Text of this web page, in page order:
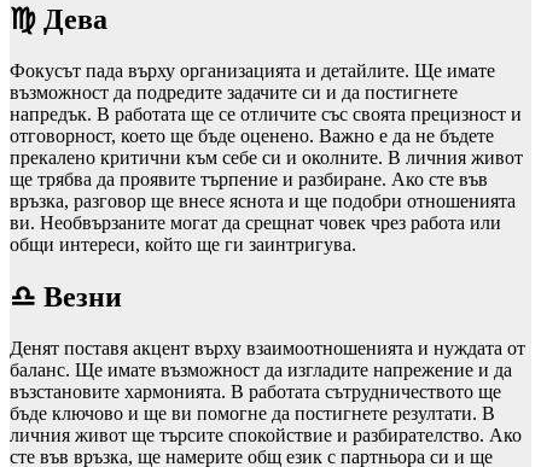
♍ Дева
Фокусът пада върху организацията и детайлите. Ще имате
възможност да подредите задачите си и да постигнете
напредък. В работата ще се отличите със своята прецизност и
отговорност, което ще бъде оценено. Важно е да не бъдете
прекалено критични към себе си и околните. В личния живот
ще трябва да проявите търпение и разбиране. Ако сте във
връзка, разговор ще внесе яснота и ще подобри отношенията
ви. Необвързаните могат да срещнат човек чрез работа или
общи интереси, който ще ги заинтригува.
♎ Везни
Денят поставя акцент върху взаимоотношенията и нуждата от
баланс. Ще имате възможност да изгладите напрежение и да
възстановите хармонията. В работата сътрудничеството ще
бъде ключово и ще ви помогне да постигнете резултати. В
личния живот ще търсите спокойствие и разбирателство. Ако
сте във връзка, ще намерите общ език с партньора си и ще